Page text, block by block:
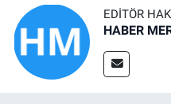
EDITÖR
HABER